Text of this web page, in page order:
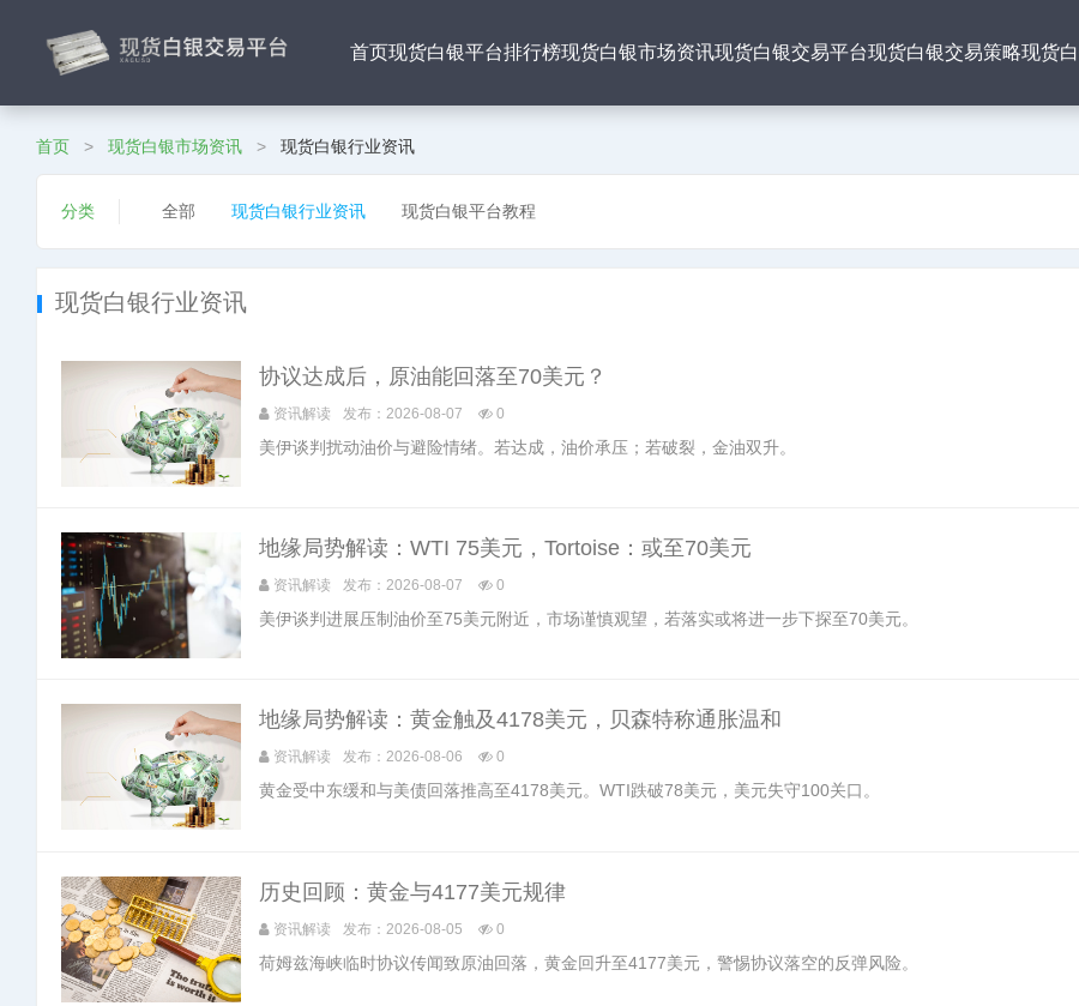
首页现货白银平台排行榜现货白银市场资讯现货白银交易平台现货白银交易策略现货
首页 > 现货白银市场资讯 > 现货白银行业资讯
分类 全部 现货白银行业资讯 现货白银平台教程
现货白银行业资讯
协议达成后，原油能回落至70美元？
资讯解读 发布：2026-08-07 0
美伊谈判扰动油价与避险情绪。若达成，油价承压；若破裂，金油双升。
地缘局势解读：WTI 75美元，Tortoise：或至70美元
资讯解读 发布：2026-08-07 0
美伊谈判进展压制油价至75美元附近，市场谨慎观望，若落实或将进一步下探至70美元。
地缘局势解读：黄金触及4178美元，贝森特称通胀温和
资讯解读 发布：2026-08-06 0
黄金受中东缓和与美债回落推高至4178美元。WTI跌破78美元，美元失守100关口。
历史回顾：黄金与4177美元规律
资讯解读 发布：2026-08-05 0
荷姆兹海峡临时协议传闻致原油回落，黄金回升至4177美元，警惕协议落空的反弹风险。